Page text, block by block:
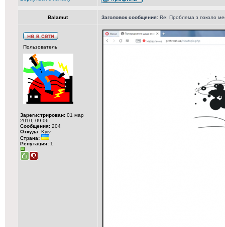
Balamut Заголовок сообщения: Re: Проблема з поколо
Пользователь
Зарегистрирован: 01 мар
2010, 09:06
Сообщения: 204
Откуда: Kyiv
Страна:
Репутация: 1